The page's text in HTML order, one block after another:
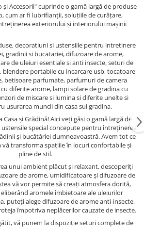
Accesorii" cuprinde o gamă largă de produse
cum ar fi lubrifianții, soluțiile de curățare,
exteriorului și interiorului mașinii
decoratiuni si ustensiile pentru intretinere
gradinii si bucatariei, difuzoare de arome,
de uleiuri esentiale si anti insecte, seturi de
blendere portabile cu incarcare usb, tocatoare
betisoare parfumate, parfumuri de camera
diferite arome, lampi solare de gradina cu
de miscare si lumina si diferite unelte si
usurarea muncii din casa sui gradina.
și Grădină! Aici veți găsi o gamă largă de
special concepute pentru întreținerea
și bucătăriei dumneavoastră. Avem tot ce
transforma spațiile în locuri confortabile și
pline de stil.
unui ambient plăcut și relaxant, descoperiți
de arome, umidificatoare și difuzoare de
vă vor permite să creați atmosfera dorită,
aromele îmbietoare ale uleiurilor
puteți alege difuzoare de arome anti-insecte,
împotriva neplăcerilor cauzate de insecte.
vă punem la dispoziție seturi complete de